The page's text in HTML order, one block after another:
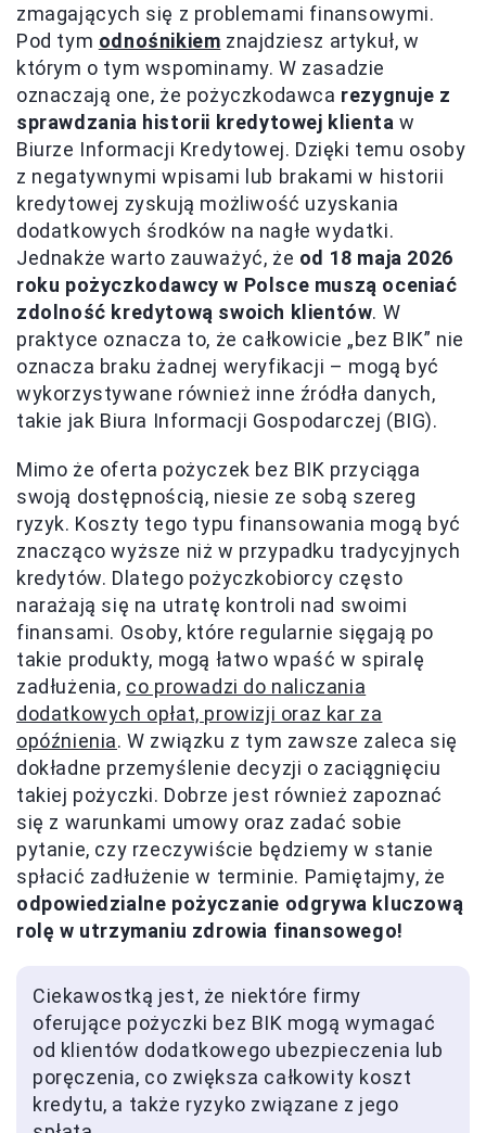
zmagających się z problemami finansowymi.
Pod tym odnośnikiem znajdziesz artykuł, w
którym o tym wspominamy. W zasadzie
oznaczają one, że pożyczkodawca rezygnuje z
sprawdzania historii kredytowej klienta w
Biurze Informacji Kredytowej. Dzięki temu osoby
z negatywnymi wpisami lub brakami w historii
kredytowej zyskują możliwość uzyskania
dodatkowych środków na nagłe wydatki.
Jednakże warto zauważyć, że od 18 maja 2026
roku pożyczkodawcy w Polsce muszą oceniać
zdolność kredytową swoich klientów. W
praktyce oznacza to, że całkowicie „bez BIK” nie
oznacza braku żadnej weryfikacji – mogą być
wykorzystywane również inne źródła danych,
takie jak Biura Informacji Gospodarczej (BIG).
Mimo że oferta pożyczek bez BIK przyciąga
swoją dostępnością, niesie ze sobą szereg
ryzyk. Koszty tego typu finansowania mogą być
znacząco wyższe niż w przypadku tradycyjnych
kredytów. Dlatego pożyczkobiorcy często
narażają się na utratę kontroli nad swoimi
finansami. Osoby, które regularnie sięgają po
takie produkty, mogą łatwo wpaść w spiralę
zadłużenia, co prowadzi do naliczania
dodatkowych opłat, prowizji oraz kar za
opóźnienia. W związku z tym zawsze zaleca się
dokładne przemyślenie decyzji o zaciągnięciu
takiej pożyczki. Dobrze jest również zapoznać
się z warunkami umowy oraz zadać sobie
pytanie, czy rzeczywiście będziemy w stanie
spłacić zadłużenie w terminie. Pamiętajmy, że
odpowiedzialne pożyczanie odgrywa kluczową
rolę w utrzymaniu zdrowia finansowego!
Ciekawostką jest, że niektóre firmy
oferujące pożyczki bez BIK mogą wymagać
od klientów dodatkowego ubezpieczenia lub
poręczenia, co zwiększa całkowity koszt
kredytu, a także ryzyko związane z jego